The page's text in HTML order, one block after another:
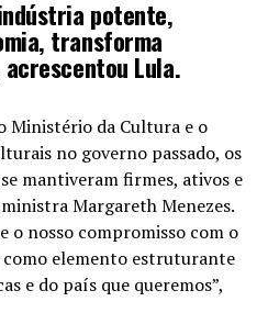
potente,
transforma
acrescentou Lula.
Ministério da Cultura e o
no governo passado, os
mantiveram firmes, ativos e
Margareth Menezes.
o nosso compromisso com o
elemento estruturante
e do país que queremos”,